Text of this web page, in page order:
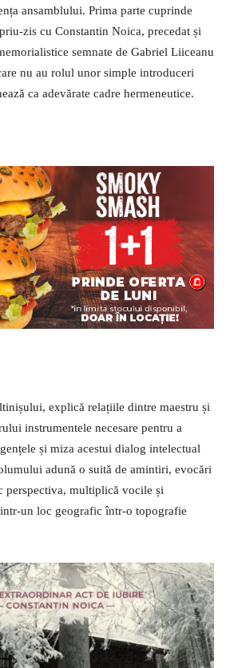
ansamblului. Prima parte cuprinde
zis cu Constantin Noica, precedat și
semnate de Gabriel Liiceanu
nu au rolul unor simple introduceri
ca adevărate cadre hermeneutice.
explică relațiile dintre maestru și
instrumentele necesare pentru a
și miza acestui dialog intelectual
adună o suită de amintiri, evocări
perspectiva, multiplică vocile și
un loc geografic într-o topografie